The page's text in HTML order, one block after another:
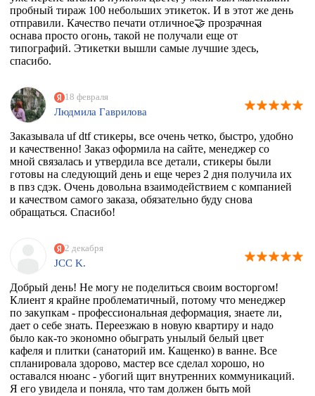
пробный тираж 100 небольших этикеток. И в этот же день
отправили. Качество печати отличное🤝 прозрачная
оснава просто огонь, такой не получали еще от
типографий. Этикетки вышли самые лучшие здесь,
спасибо.
18 февраля
Людмила Гаврилова
Заказывала uf dtf стикеры, все очень четко, быстро, удобно
и качественно! Заказ оформила на сайте, менеджер со
мной связалась и утвердила все детали, стикеры были
готовы на следующий день и еще через 2 дня получила их
в пвз сдэк. Очень довольна взаимодействием с компанией
и качеством самого заказа, обязательно буду снова
обращаться. Спасибо!
2 декабря
JCC K.
Добрый день! Не могу не поделиться своим восторгом!
Клиент я крайне проблематичный, потому что менеджер
по закупкам - профессиональная деформация, знаете ли,
дает о себе знать. Переезжаю в новую квартиру и надо
было как-то экономно обыграть унылый белый цвет
кафеля и плитки (санаторий им. Кащенко) в ванне. Все
спланировала здорово, мастер все сделал хорошо, но
оставался нюанс - убогий щит внутренних коммуникаций.
Я его увидела и поняла, что там должен быть мой